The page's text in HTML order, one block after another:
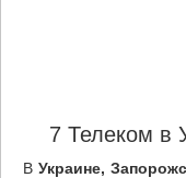
7 Телеком в
В Украине,